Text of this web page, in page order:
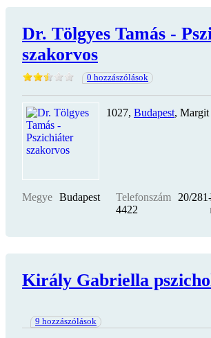
Dr. Tölgyes Tamás -
szakorvos
0 hozzászólások
1027, Budapest, Margit
Megye Budapest Telefonszám
20/281-
4422
Király Gabriella
9 hozzászólások